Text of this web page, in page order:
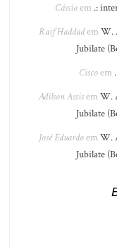
Cássioem .:
Raif Haddadem W.
Jubilate
Ciscoem
Adilson Assisem W.
Jubilate
José Eduardoem W.
Jubilate